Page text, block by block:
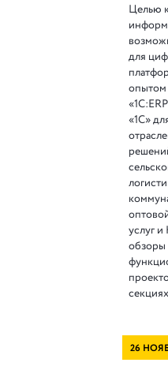
Целью
для
опытом
«1С»
услуг
обзоры
26